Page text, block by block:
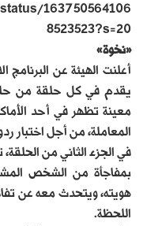
163750564106
8523523?s=20
«نخوة»
يقدم في كل حلقة من
معينة تظهر في أحد
المعاملة، من أجل اختبار
في الجزء الثاني من
بمفاجأة من الشخص
هويته، ويتحدث معه عن
اللحظة.